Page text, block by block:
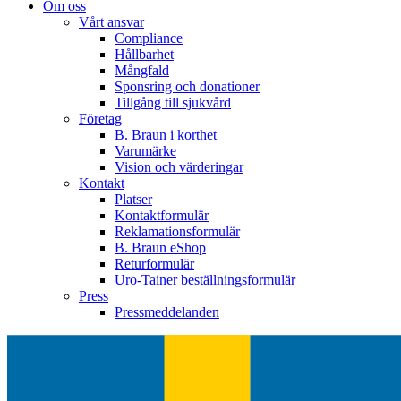
Om oss
Vårt ansvar
Compliance
Hållbarhet
Mångfald
Sponsring och donationer
Tillgång till sjukvård
Företag
B. Braun i korthet
Varumärke
Vision och värderingar
Kontakt
Platser
Kontaktformulär
Reklamationsformulär
B. Braun eShop
Returformulär
Uro-Tainer beställningsformulär
Press
Pressmeddelanden